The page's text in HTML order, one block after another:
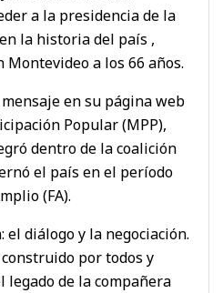
a la presidencia de la
la historia del país ,
a los 66 años.
en su página web
Popular (MPP),
dentro de la coalición
el país en el período
(FA).
el diálogo y la negociación.
por todos y
legado de la compañera